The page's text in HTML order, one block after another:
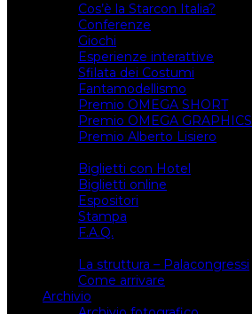
Cos’è la Starcon Italia?
Conferenze
Giochi
Esperienze interattive
Sfilata dei Costumi
Fantamodellismo
Premio OMEGA SHORT
Premio OMEGA GRAPHICS
Premio Alberto Lisiero
Biglietti con Hotel
Biglietti online
Espositori
Stampa
F.A.Q.
La struttura – Palacongressi
Come arrivare
Archivio